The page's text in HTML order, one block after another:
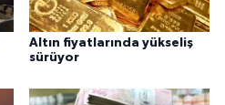
Altın fiyatlarında yükseliş
sürüyor